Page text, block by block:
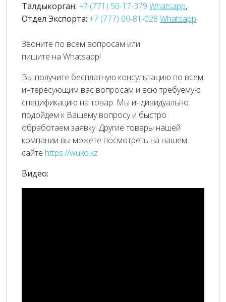
Талдыкорган: +7 (771) 50-17-379 Whatsapp,
Отдел Экспорта: +7 (777) 00-81-028 Whatsapp
Звоните по всем вопросам или
пишите на Whatsapp!
Вы получите бесплатную консультацию по всем
интересующим вас вопросам и всю требуемую
спецификацию на товар. Мы индивидуально
подойдем к Вашему вопросу и быстро
обработаем заявку. Другие товары нашей
компании вы можете посмотреть на нашем
сайте https://wuko.kz
Видео: